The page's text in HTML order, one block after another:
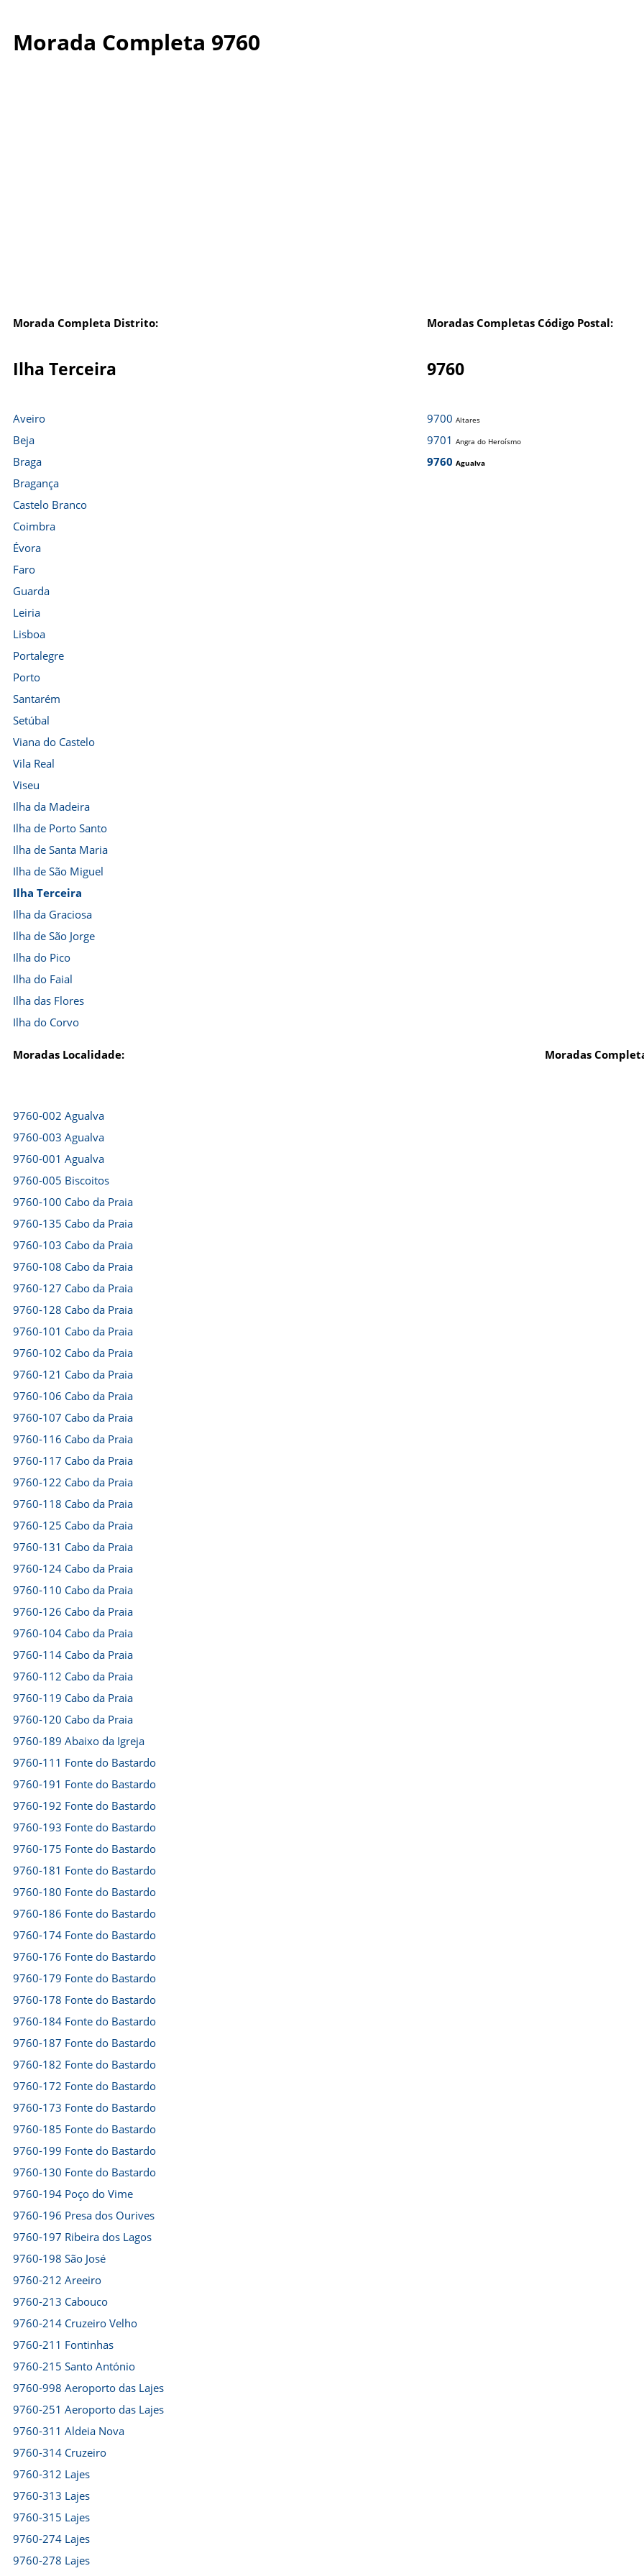
Morada Completa 9760
Morada Completa Distrito: Moradas Completas Código Postal:
Ilha Terceira 9760
Aveiro
Beja
Braga
Bragança
Castelo Branco
Coimbra
Évora
Faro
Guarda
Leiria
Lisboa
Portalegre
Porto
Santarém
Setúbal
Viana do Castelo
Vila Real
Viseu
Ilha da Madeira
Ilha de Porto Santo
Ilha de Santa Maria
Ilha de São Miguel
Ilha Terceira
Ilha da Graciosa
Ilha de São Jorge
Ilha do Pico
Ilha do Faial
Ilha das Flores
Ilha do Corvo
9700 Altares
9701 Angra do Heroísmo
9760 Agualva
Moradas Localidade: Moradas
9760-002 Agualva
9760-003 Agualva
9760-001 Agualva
9760-005 Biscoitos
9760-100 Cabo da Praia
9760-135 Cabo da Praia
9760-103 Cabo da Praia
9760-108 Cabo da Praia
9760-127 Cabo da Praia
9760-128 Cabo da Praia
9760-101 Cabo da Praia
9760-102 Cabo da Praia
9760-121 Cabo da Praia
9760-106 Cabo da Praia
9760-107 Cabo da Praia
9760-116 Cabo da Praia
9760-117 Cabo da Praia
9760-122 Cabo da Praia
9760-118 Cabo da Praia
9760-125 Cabo da Praia
9760-131 Cabo da Praia
9760-124 Cabo da Praia
9760-110 Cabo da Praia
9760-126 Cabo da Praia
9760-104 Cabo da Praia
9760-114 Cabo da Praia
9760-112 Cabo da Praia
9760-119 Cabo da Praia
9760-120 Cabo da Praia
9760-189 Abaixo da Igreja
9760-111 Fonte do Bastardo
9760-191 Fonte do Bastardo
9760-192 Fonte do Bastardo
9760-193 Fonte do Bastardo
9760-175 Fonte do Bastardo
9760-181 Fonte do Bastardo
9760-180 Fonte do Bastardo
9760-186 Fonte do Bastardo
9760-174 Fonte do Bastardo
9760-176 Fonte do Bastardo
9760-179 Fonte do Bastardo
9760-178 Fonte do Bastardo
9760-184 Fonte do Bastardo
9760-187 Fonte do Bastardo
9760-182 Fonte do Bastardo
9760-172 Fonte do Bastardo
9760-173 Fonte do Bastardo
9760-185 Fonte do Bastardo
9760-199 Fonte do Bastardo
9760-130 Fonte do Bastardo
9760-194 Poço do Vime
9760-196 Presa dos Ourives
9760-197 Ribeira dos Lagos
9760-198 São José
9760-212 Areeiro
9760-213 Cabouco
9760-214 Cruzeiro Velho
9760-211 Fontinhas
9760-215 Santo António
9760-998 Aeroporto das Lajes
9760-251 Aeroporto das Lajes
9760-311 Aldeia Nova
9760-314 Cruzeiro
9760-312 Lajes
9760-313 Lajes
9760-315 Lajes
9760-274 Lajes
9760-278 Lajes